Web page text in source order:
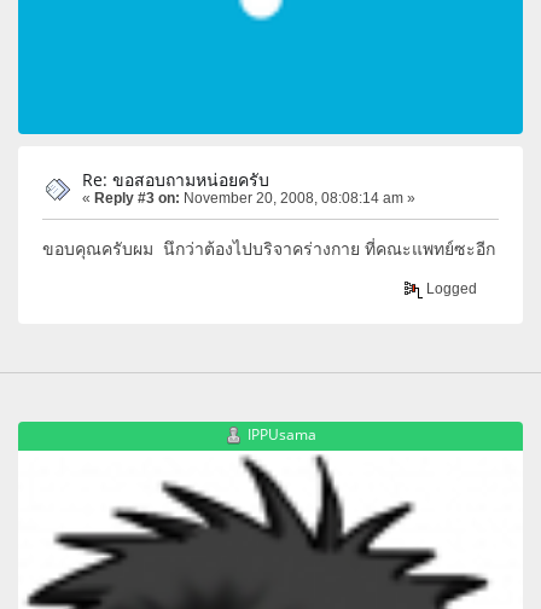
Re: ขอสอบถามหน่อยครับ
« Reply #3 on: November 20, 2008, 08:08:14 am »
ขอบคุณครับผม นึกว่าต้องไปบริจาคร่างกาย ที่คณะแพทย์ซะอีก
Logged
IPPUsama